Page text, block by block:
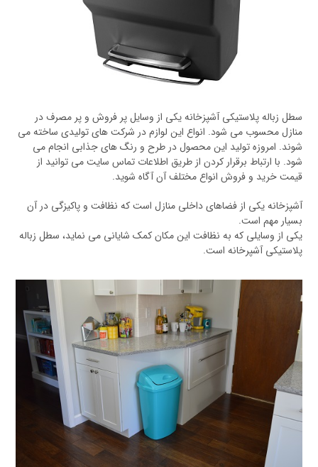
سطل زباله پلاستیکی آشپزخانه یکی از وسایل پر فروش و پر مصرف در
منازل محسوب می شود. انواع این لوازم در شرکت های تولیدی ساخته می
شوند. امروزه تولید این محصول در طرح و رنگ های جذابی انجام می
شود. با ارتباط برقرار کردن از طریق اطلاعات تماس سایت می توانید از
قیمت خرید و فروش انواع مختلف آن آگاه شوید.
آشپزخانه یکی از فضاهای داخلی منازل است که نظافت و پاکیزگی در آن
بسیار مهم است.
یکی از وسایلی که به نظافت این مکان کمک شایانی می نماید، سطل زباله
پلاستیکی آشپرخانه است.